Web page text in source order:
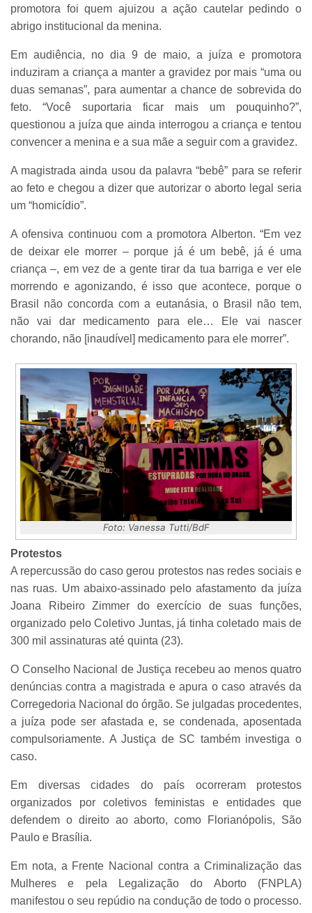
promotora foi quem ajuizou a ação cautelar pedindo o
abrigo institucional da menina.
Em audiência, no dia 9 de maio, a juíza e promotora
induziram a criança a manter a gravidez por mais “uma ou
duas semanas”, para aumentar a chance de sobrevida do
feto. “Você suportaria ficar mais um pouquinho?”,
questionou a juíza que ainda interrogou a criança e tentou
convencer a menina e a sua mãe a seguir com a gravidez.
A magistrada ainda usou da palavra “bebê” para se referir
ao feto e chegou a dizer que autorizar o aborto legal seria
um “homicídio”.
A ofensiva continuou com a promotora Alberton. “Em vez
de deixar ele morrer – porque já é um bebê, já é uma
criança –, em vez de a gente tirar da tua barriga e ver ele
morrendo e agonizando, é isso que acontece, porque o
Brasil não concorda com a eutanásia, o Brasil não tem,
não vai dar medicamento para ele… Ele vai nascer
chorando, não [inaudível] medicamento para ele morrer”.
Foto: Vanessa Tutti/BdF
Protestos
A repercussão do caso gerou protestos nas redes sociais e
nas ruas. Um abaixo-assinado pelo afastamento da juíza
Joana Ribeiro Zimmer do exercício de suas funções,
organizado pelo Coletivo Juntas, já tinha coletado mais de
300 mil assinaturas até quinta (23).
O Conselho Nacional de Justiça recebeu ao menos quatro
denúncias contra a magistrada e apura o caso através da
Corregedoria Nacional do órgão. Se julgadas procedentes,
a juíza pode ser afastada e, se condenada, aposentada
compulsoriamente. A Justiça de SC também investiga o
caso.
Em diversas cidades do país ocorreram protestos
organizados por coletivos feministas e entidades que
defendem o direito ao aborto, como Florianópolis, São
Paulo e Brasília.
Em nota, a Frente Nacional contra a Criminalização das
Mulheres e pela Legalização do Aborto (FNPLA)
manifestou o seu repúdio na condução de todo o processo.